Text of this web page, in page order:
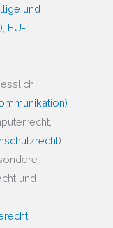
und
EU-
)
und